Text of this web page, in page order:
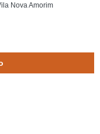
Nova Amorim